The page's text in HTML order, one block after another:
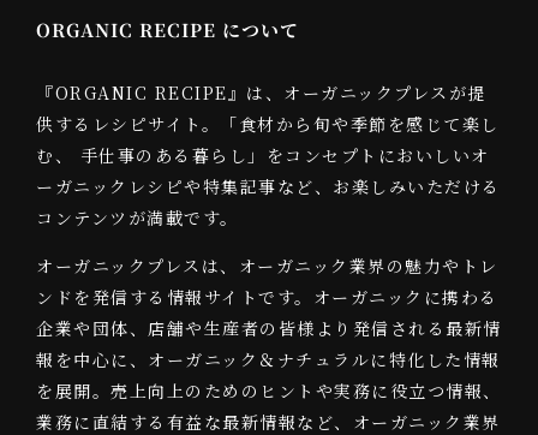
ORGANIC RECIPE について
『ORGANIC RECIPE』は、オーガニックプレスが提
供するレシピサイト。「食材から旬や季節を感じて楽し
む、 手仕事のある暮らし」をコンセプトにおいしいオ
ーガニックレシピや特集記事など、お楽しみいただける
コンテンツが満載です。
オーガニックプレスは、オーガニック業界の魅力やトレ
ンドを発信する情報サイトです。オーガニックに携わる
企業や団体、店舗や生産者の皆様より発信される最新情
報を中心に、オーガニック＆ナチュラルに特化した情報
を展開。売上向上のためのヒントや実務に役立つ情報、
業務に直結する有益な最新情報など、オーガニック業界